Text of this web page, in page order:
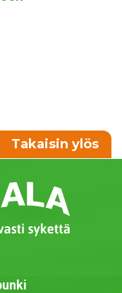
Takaisin ylös